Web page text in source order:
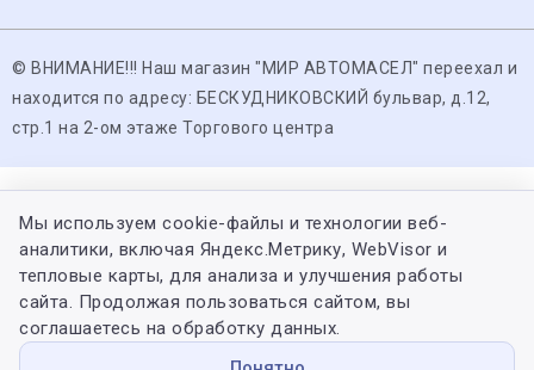
© ВНИМАНИЕ!!! Наш магазин "МИР АВТОМАСЕЛ" переехал и
находится по адресу: БЕСКУДНИКОВСКИЙ бульвар, д.12,
стр.1 на 2-ом этаже Торгового центра
Мы используем cookie-файлы и технологии веб-
аналитики, включая Яндекс.Метрику, WebVisor и
тепловые карты, для анализа и улучшения работы
сайта. Продолжая пользоваться сайтом, вы
соглашаетесь на обработку данных.